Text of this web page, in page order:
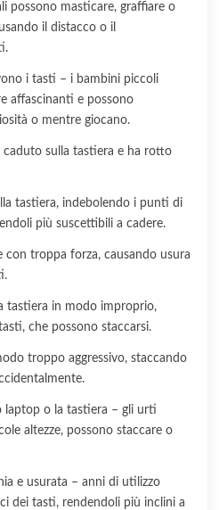
possono masticare, graffiare o
il distacco o il
i tasti – i bambini piccoli
affascinanti e possono
o mentre giocano.
caduto sulla tastiera e ha rotto
tastiera, indebolendo i punti di
più suscettibili a cadere.
con troppa forza, causando usura
tastiera in modo improprio,
che possono staccarsi.
troppo aggressivo, staccando
laptop o la tastiera – gli urti
altezze, possono staccare o
e usurata – anni di utilizzo
dei tasti, rendendoli più inclini a